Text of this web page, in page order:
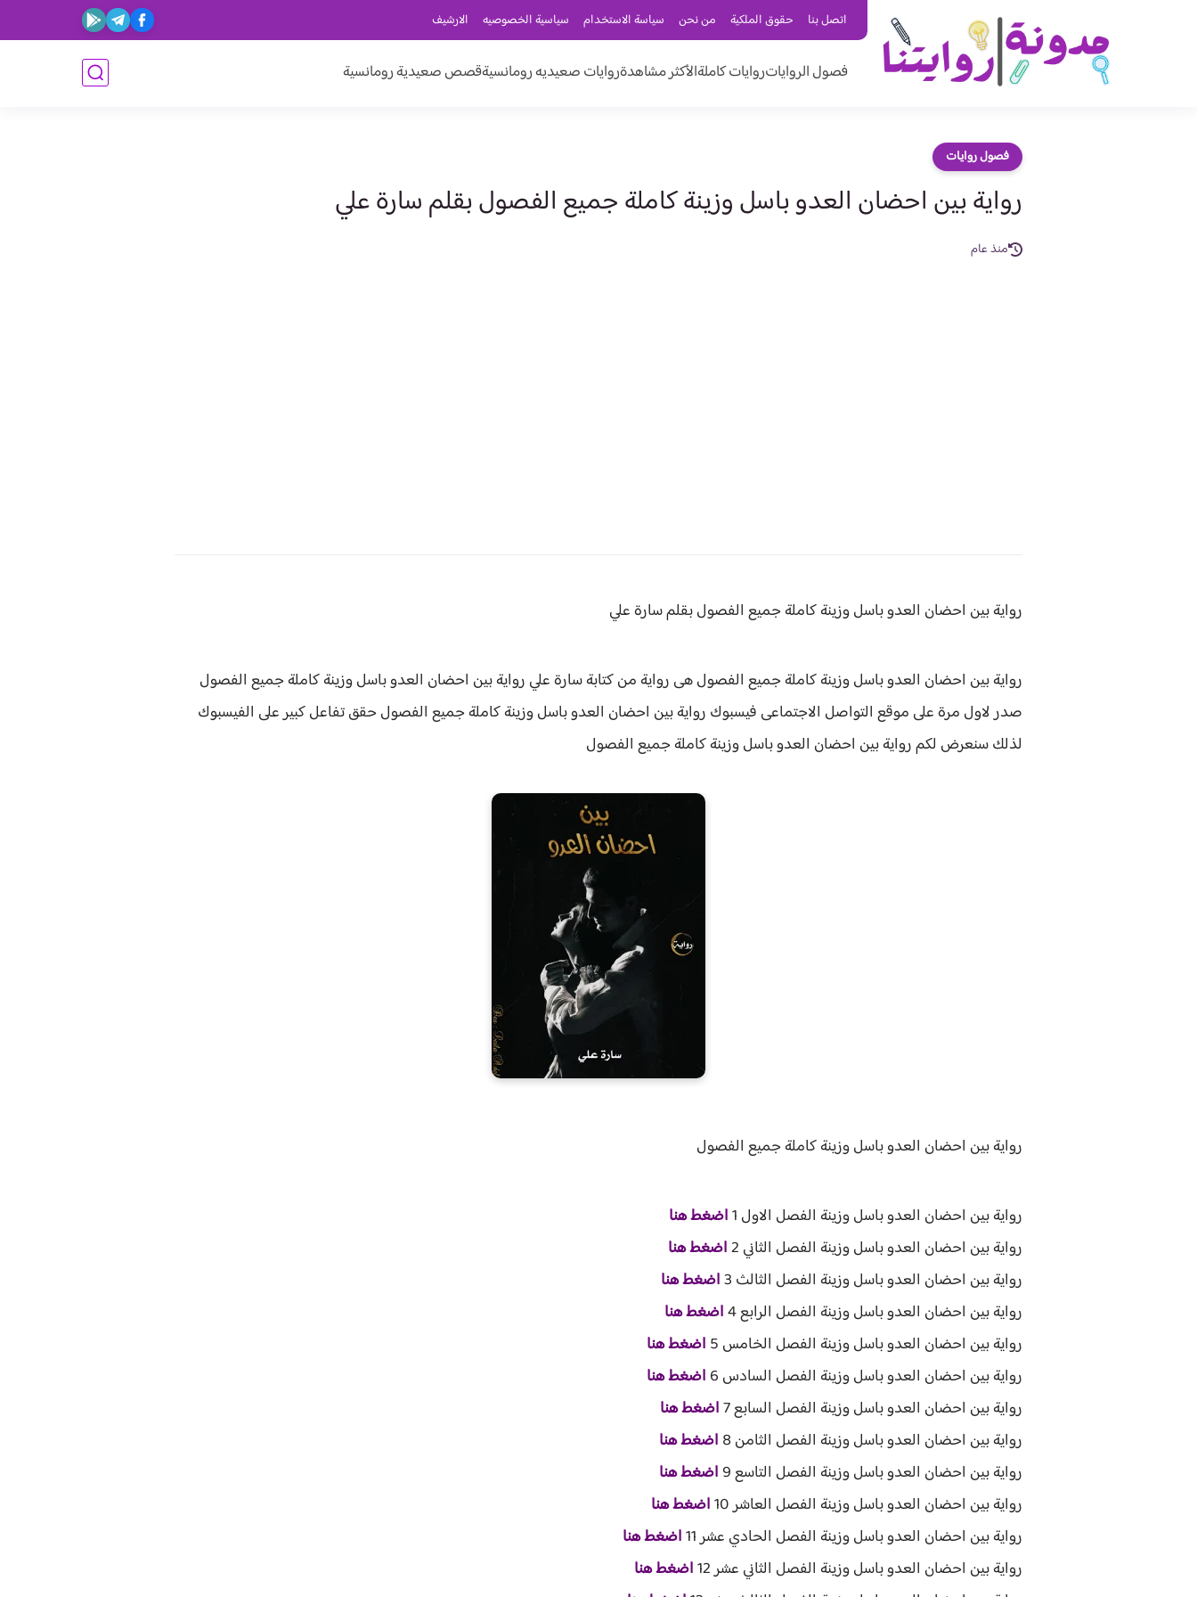
اتصل بنا حقوق الملكية من نحن سياسة الاستخدام سياسية الخصوصيه الارشيف
فصول الرواياتروايات كاملةالأكثر مشاهدةروايات صعيديه رومانسيةقصص صعيدية رومانسية
فصول روايات
رواية بين احضان العدو باسل وزينة كاملة جميع الفصول بقلم سارة علي
منذ عام
رواية بين احضان العدو باسل وزينة كاملة جميع الفصول بقلم سارة علي
رواية بين احضان العدو باسل وزينة كاملة جميع الفصول هى رواية من كتابة سارة علي روايةبين احضان العدو باسل وزينة كاملة جميع الفصول
صدر لاول مرة على موقع التواصل الاجتماعى فيسبوك رواية بين احضان العدو باسل وزينة كاملة جميع الفصول حققتفاعل كبير على الفيسبوك
لذلك سنعرض لكمروايةبين احضان العدو باسل وزينة كاملة جميع الفصول
روايةبين احضان العدو باسل وزينةكاملة جميع الفصول
رواية بين احضان العدو باسل وزينة الفصل الاول 1 اضغط هنا
رواية بين احضان العدو باسل وزينة الفصل الثاني 2
اضغط هنا
رواية بين احضان العدو باسل وزينة الفصل الثالث 3
اضغط هنا
رواية بين احضان العدو باسل وزينة الفصل الرابع 4
اضغط هنا
رواية بين احضان العدو باسل وزينة الفصل الخامس 5
اضغط هنا
رواية بين احضان العدو باسل وزينة الفصل السادس 6
اضغط هنا
رواية بين احضان العدو باسل وزينة الفصل السابع 7 اضغط هنا
رواية بين احضان العدو باسل وزينة الفصل الثامن 8
اضغط هنا
رواية بين احضان العدو باسل وزينة الفصل التاسع 9
اضغط هنا
رواية بين احضان العدو باسل وزينة الفصل العاشر 10
اضغط هنا
رواية بين احضان العدو باسل وزينة الفصل الحادي عشر 11
اضغط هنا
رواية بين احضان العدو باسل وزينة الفصل الثاني عشر 12
اضغط هنا